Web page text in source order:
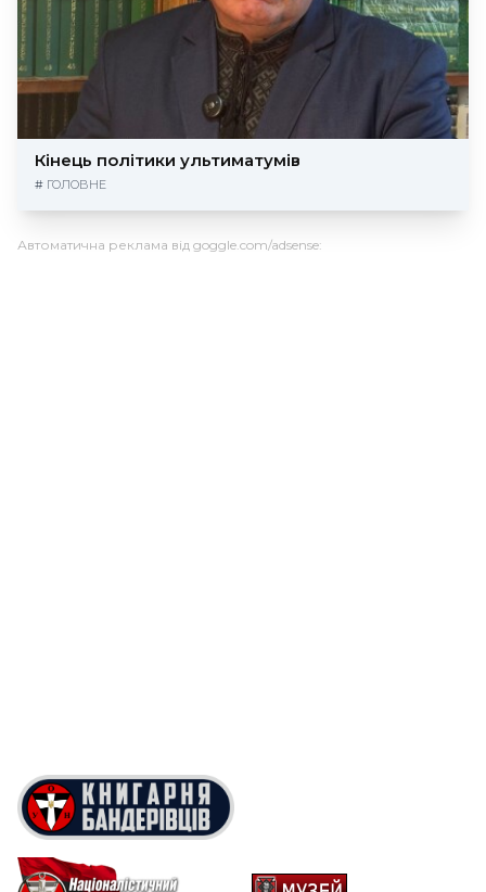
Кінець політики ультиматумів
# ГОЛОВНЕ
Автоматична реклама від goggle.com/adsense: